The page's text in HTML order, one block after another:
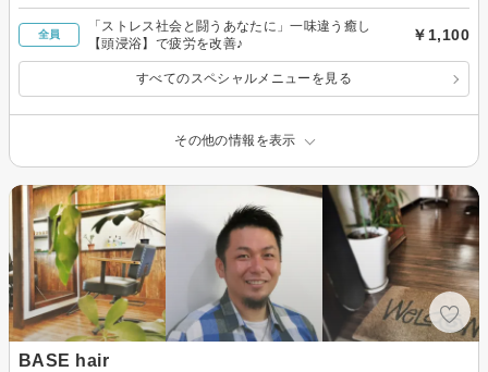
全員
「ストレス社会と闘うあなたに」一味違う癒し
【頭浸浴】で疲労を改善♪
￥1,100
すべてのスペシャルメニューを見る
その他の情報を表示
BASE hair